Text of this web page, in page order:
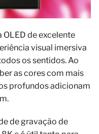
OLED de excelente
visual imersiva
os sentidos. Ao
as cores com mais
profundos adicionam
de gravação de